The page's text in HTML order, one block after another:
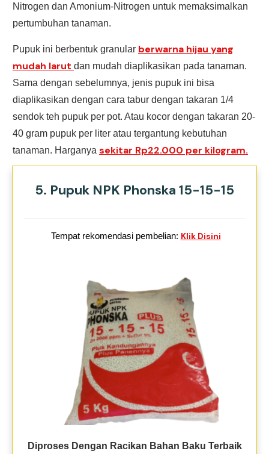
Nitrogen dan Amonium-Nitrogen untuk memaksimalkan
pertumbuhan tanaman.
Pupuk ini berbentuk granular berwarna hijau yang
mudah larut dan mudah diaplikasikan pada tanaman.
Sama dengan sebelumnya, jenis pupuk ini bisa
diaplikasikan dengan cara tabur dengan takaran 1/4
sendok teh pupuk per pot. Atau kocor dengan takaran 20-
40 gram pupuk per liter atau tergantung kebutuhan
tanaman. Harganya sekitar Rp22.000 per kilogram.
5. Pupuk NPK Phonska 15-15-15
Tempat rekomendasi pembelian: Klik Disini
Diproses Dengan Racikan Bahan Baku Terbaik